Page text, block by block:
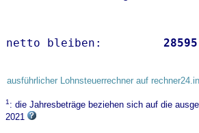
netto bleiben:
ausführlicher Lohnsteuerrechner auf
1: die Jahresbeträge beziehen sich auf die
2021